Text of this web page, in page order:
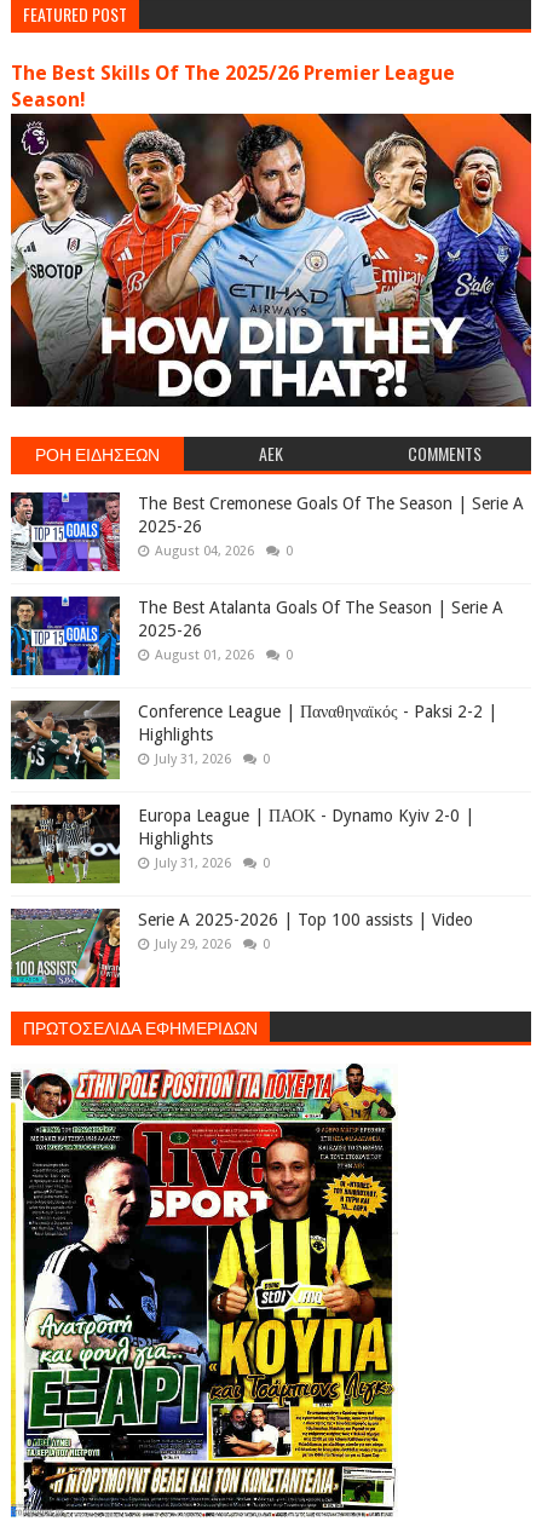
FEATURED POST
The Best Skills Of The 2025/26 Premier League
Season!
ΡΟΗ ΕΙΔΗΣΕΩΝ AEK COMMENTS
The Best Cremonese Goals Of The Season | Serie A
2025-26
August 04, 2026 0
The Best Atalanta Goals Of The Season | Serie A
2025-26
August 01, 2026 0
Conference League | Παναθηναϊκός - Paksi 2-2 |
Highlights
July 31, 2026 0
Europa League | ΠΑΟΚ - Dynamo Kyiv 2-0 |
Highlights
July 31, 2026 0
Serie A 2025-2026 | Top 100 assists | Video
July 29, 2026 0
ΠΡΩΤΟΣΕΛΙΔΑ ΕΦΗΜΕΡΙΔΩΝ